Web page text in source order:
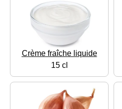
Crème fraîche liquide
15 cl